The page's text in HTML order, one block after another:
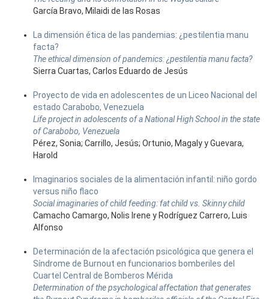
García Bravo, Milaidi de las Rosas
La dimensión ética de las pandemias: ¿pestilentia manu
facta?
The ethical dimension of pandemics: ¿pestilentia manu facta?
Sierra Cuartas, Carlos Eduardo de Jesús
Proyecto de vida en adolescentes de un Liceo Nacional del
estado Carabobo, Venezuela
Life project in adolescents of a National High School in the state
of Carabobo, Venezuela
Pérez, Sonia; Carrillo, Jesús; Ortunio, Magaly y Guevara,
Harold
Imaginarios sociales de la alimentación infantil: niño gordo
versus niño flaco
Social imaginaries of child feeding: fat child vs. Skinny child
Camacho Camargo, Nolis Irene y Rodríguez Carrero, Luis
Alfonso
Determinación de la afectación psicológica que genera el
Síndrome de Burnout en funcionarios bomberiles del
Cuartel Central de Bomberos Mérida
Determination of the psychological affectation that generates